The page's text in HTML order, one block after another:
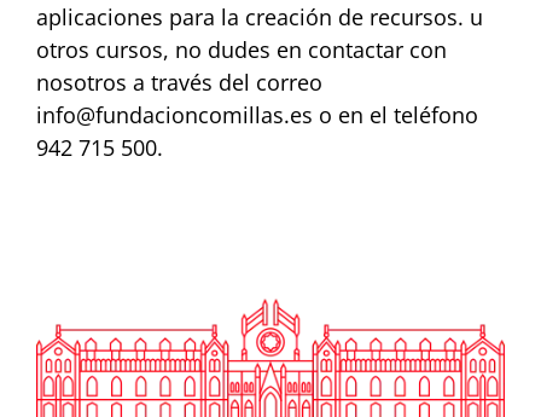
aplicaciones para la creación de recursos. u
otros cursos, no dudes en contactar con
nosotros a través del correo
info@fundacioncomillas.es o en el teléfono
942 715 500.